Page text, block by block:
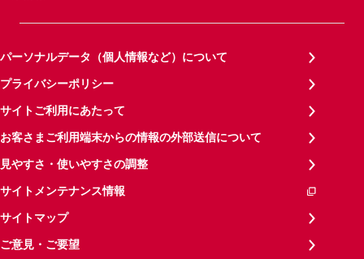
パーソナルデータ（個人情報など）について
プライバシーポリシー
サイトご利用にあたって
お客さまご利用端末からの情報の外部送信について
見やすさ・使いやすさの調整
サイトメンテナンス情報
サイトマップ
ご意見・ご要望